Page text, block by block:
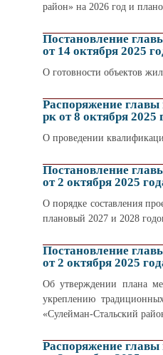
район» на 2026 год и
Постановление
от 14 октября 2025
О готовности объектов
Распоряжение
рк от 8 октября 2025
О проведении
Постановление
от 2 октября 2025
О порядке составления
плановый 2027 и 2028
Постановление
от 2 октября 2025
Об утверждении плана
укреплению
«Сулейман-Стальский
Распоряжение